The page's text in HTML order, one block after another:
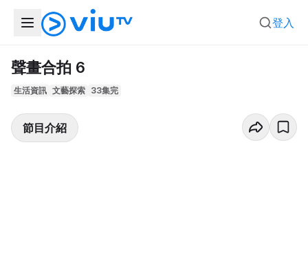
登入
聲畫合拍 6
生活資訊 文藝探索 33集完
節目介紹